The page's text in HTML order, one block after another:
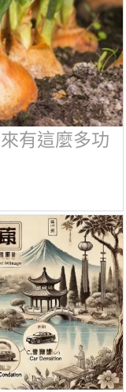
有這麼多功